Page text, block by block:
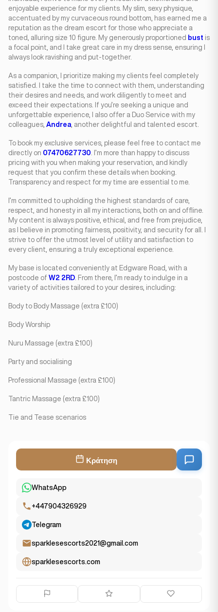
enjoyable experience for my clients. My slim, sexy physique,
accentuated by my curvaceous round bottom, has earned me a
reputation as the dream escort for those who appreciate a
toned, alluring size 10 figure. My generously proportioned bust is
a focal point, and I take great care in my dress sense, ensuring I
always look ravishing and put-together.
As a companion, I prioritize making my clients feel completely
satisfied. I take the time to connect with them, understanding
their desires and needs, and work diligently to meet and
exceed their expectations. If you’re seeking a unique and
unforgettable experience, I also offer a Duo Service with my
colleagues, Andrea , another delightful and talented escort.
To book my exclusive services, please feel free to contact me
directly on 07470627730 . I’m more than happy to discuss
pricing with you when making your reservation, and kindly
request that you confirm these details when booking.
Transparency and respect for my time are essential to me.
I’m committed to upholding the highest standards of care,
respect, and honesty in all my interactions, both on and offline.
My content is always positive, ethical, and free from prejudice,
as I believe in promoting fairness, positivity, and security for all. I
strive to offer the utmost level of utility and satisfaction to
every client, ensuring a truly exceptional experience.
My base is located conveniently at Edgware Road, with a
postcode of W2 2RD . From there, I’m ready to indulge in a
variety of activities tailored to your desires, including:
Body to Body Massage (extra £100)
Body Worship
Nuru Massage (extra £100)
Party and socialising
Professional Massage (extra £100)
Tantric Massage (extra £100)
Tie and Tease scenarios
Κράτηση
WhatsApp
+447904326929
Telegram
sparklesescorts2021@gmail.com
sparklesescorts.com